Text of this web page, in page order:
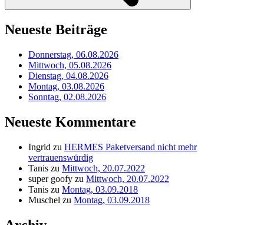
Neueste Beiträge
Donnerstag, 06.08.2026
Mittwoch, 05.08.2026
Dienstag, 04.08.2026
Montag, 03.08.2026
Sonntag, 02.08.2026
Neueste Kommentare
Ingrid zu HERMES Paketversand nicht mehr
vertrauenswürdig
Tanis zu Mittwoch, 20.07.2022
super goofy zu Mittwoch, 20.07.2022
Tanis zu Montag, 03.09.2018
Muschel zu Montag, 03.09.2018